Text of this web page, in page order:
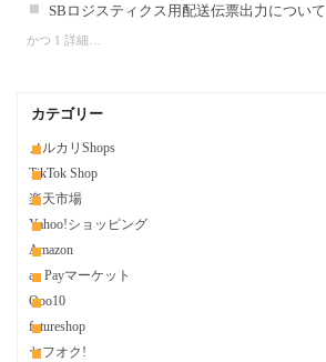
SBロジスティクス用配送伝票出力について
かつ 1 詳細…
カテゴリー
メルカリShops
TikTok Shop
楽天市場
Yahoo!ショッピング
Amazon
au Payマーケット
Qoo10
futureshop
ヤフオク!